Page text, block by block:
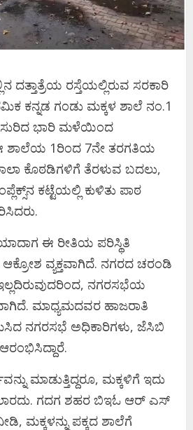
ದತ್ತಾತ್ರೆಯ ರಸ್ತೆಯಲ್ಲಿರುವ ಸರಕಾರಿ
ಕನ್ನಡ ಗಂಡು ಮಕ್ಕಳ ಶಾಲೆ ನಂ.1
ಸುರಿದ ಭಾರಿ ಮಳೆಯಿಂದ
ಶಾಲೆಯ 1ರಿಂದ 7ನೇ ತರಗತಿಯ
ಕೊಠಡಿಗಳಿಗೆ ತೆರಳುವ ಬದಲು,
ಕಟ್ಟೆಯಲ್ಲಿ ಕುಳಿತು ಪಾಠ
ಈ ರೀತಿಯ ಪರಿಸ್ಥಿತಿ
ಆಕ್ರೋಶ ವ್ಯಕ್ತವಾಗಿದೆ. ನಗರದ ಚರಂಡಿ
ನಗರಸಭೆಯ
ಮಾಧ್ಯಮದವರ ಹಾಜರಾತಿ
ನಗರಸಭೆ ಅಧಿಕಾರಿಗಳು, ಜೆಸಿಬಿ
ಮಾಡುತ್ತಿದ್ದರೂ, ಮಕ್ಕಳಿಗೆ ಇದು
ಗದಗ ಶಹರ ಬಿಇಓ ಆರ್ ಎಸ್
ಮಕ್ಕಳನ್ನು ಪಕ್ಕದ ಶಾಲೆಗೆ